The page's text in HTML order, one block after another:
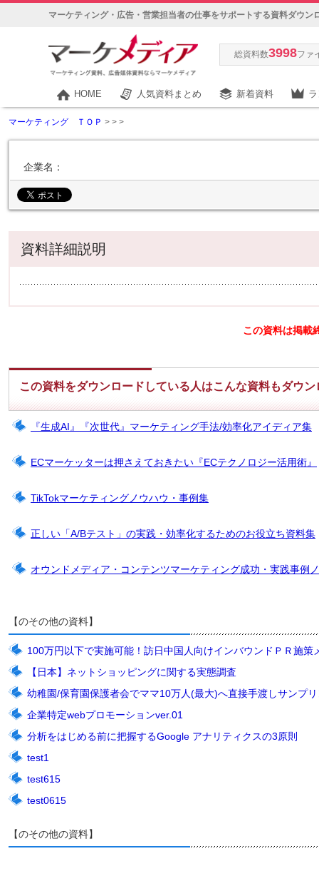
マーケティング・広告・営業担当者の仕事をサポートする資料ダウン
総資料数3998ファ
HOME 人気資料まとめ 新着資料
マーケティング ＴＯＰ > > >
企業名：
資料詳細説明
この資料は掲載
この資料をダウンロードしている人はこんな資料もダウ
『生成AI』『次世代』マーケティング手法/効率化アイディア集
ECマーケッターは押さえておきたい『ECテクノロジー活用術』
TikTokマーケティングノウハウ・事例集
正しい「A/Bテスト」の実践・効率化するためのお役立ち資料集
オウンドメディア・コンテンツマーケティング成功・実践事例
【のその他の資料】
100万円以下で実施可能！訪日中国人向けインバウンドＰＲ施策
【日本】ネットショッピングに関する実態調査
幼稚園/保育園保護者会でママ10万人(最大)へ直接手渡しサンプ
企業特定webプロモーションver.01
分析をはじめる前に把握するGoogle アナリティクスの3原則
test1
test615
test0615
【のその他の資料】